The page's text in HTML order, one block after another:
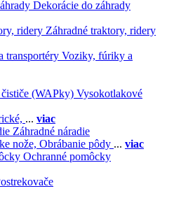
Dekorácie do záhrady
Záhradné traktory, ridery
Voziky, fúriky a
Vysokotlakové
... viac
Záhradné náradie
nože, Obrábanie pôdy ... viac
Ochranné pomôcky